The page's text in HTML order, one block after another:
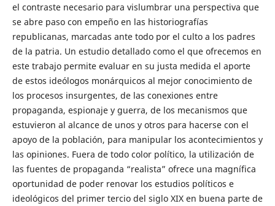
el contraste necesario para vislumbrar una perspectiva que
se abre paso con empeño en las historiografías
republicanas, marcadas ante todo por el culto a los padres
de la patria. Un estudio detallado como el que ofrecemos en
este trabajo permite evaluar en su justa medida el aporte
de estos ideólogos monárquicos al mejor conocimiento de
los procesos insurgentes, de las conexiones entre
propaganda, espionaje y guerra, de los mecanismos que
estuvieron al alcance de unos y otros para hacerse con el
apoyo de la población, para manipular los acontecimientos y
las opiniones. Fuera de todo color político, la utilización de
las fuentes de propaganda “realista” ofrece una magnífica
oportunidad de poder renovar los estudios políticos e
ideológicos del primer tercio del siglo XIX en buena parte de